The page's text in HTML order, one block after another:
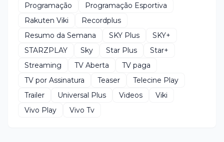
Programação
Programação Esportiva
Rakuten Viki
Recordplus
Resumo da Semana
SKY Plus
SKY+
STARZPLAY
Sky Star Plus
Star+
Streaming
TV Aberta
TV paga
TV por Assinatura
Teaser
Telecine Play
Trailer
Universal Plus Videos
Viki
Vivo Play
Vivo Tv